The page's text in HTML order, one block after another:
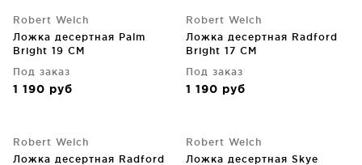
Robert Welch
Ложка десертная Palm
Bright 19 CM
Под заказ
1 190 руб
Robert Welch
Ложка десертная Radford
Bright 17 CM
Под заказ
1 190 руб
Robert Welch
Ложка десертная Radford
Robert Welch
Ложка десертная Skye